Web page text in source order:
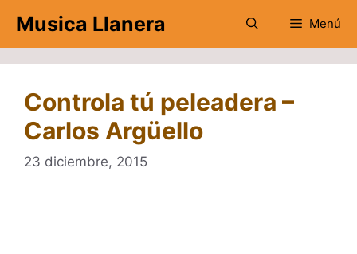
contenido
Musica Llanera Menú
Controla tú peleadera –
Carlos Argüello
23 diciembre, 2015